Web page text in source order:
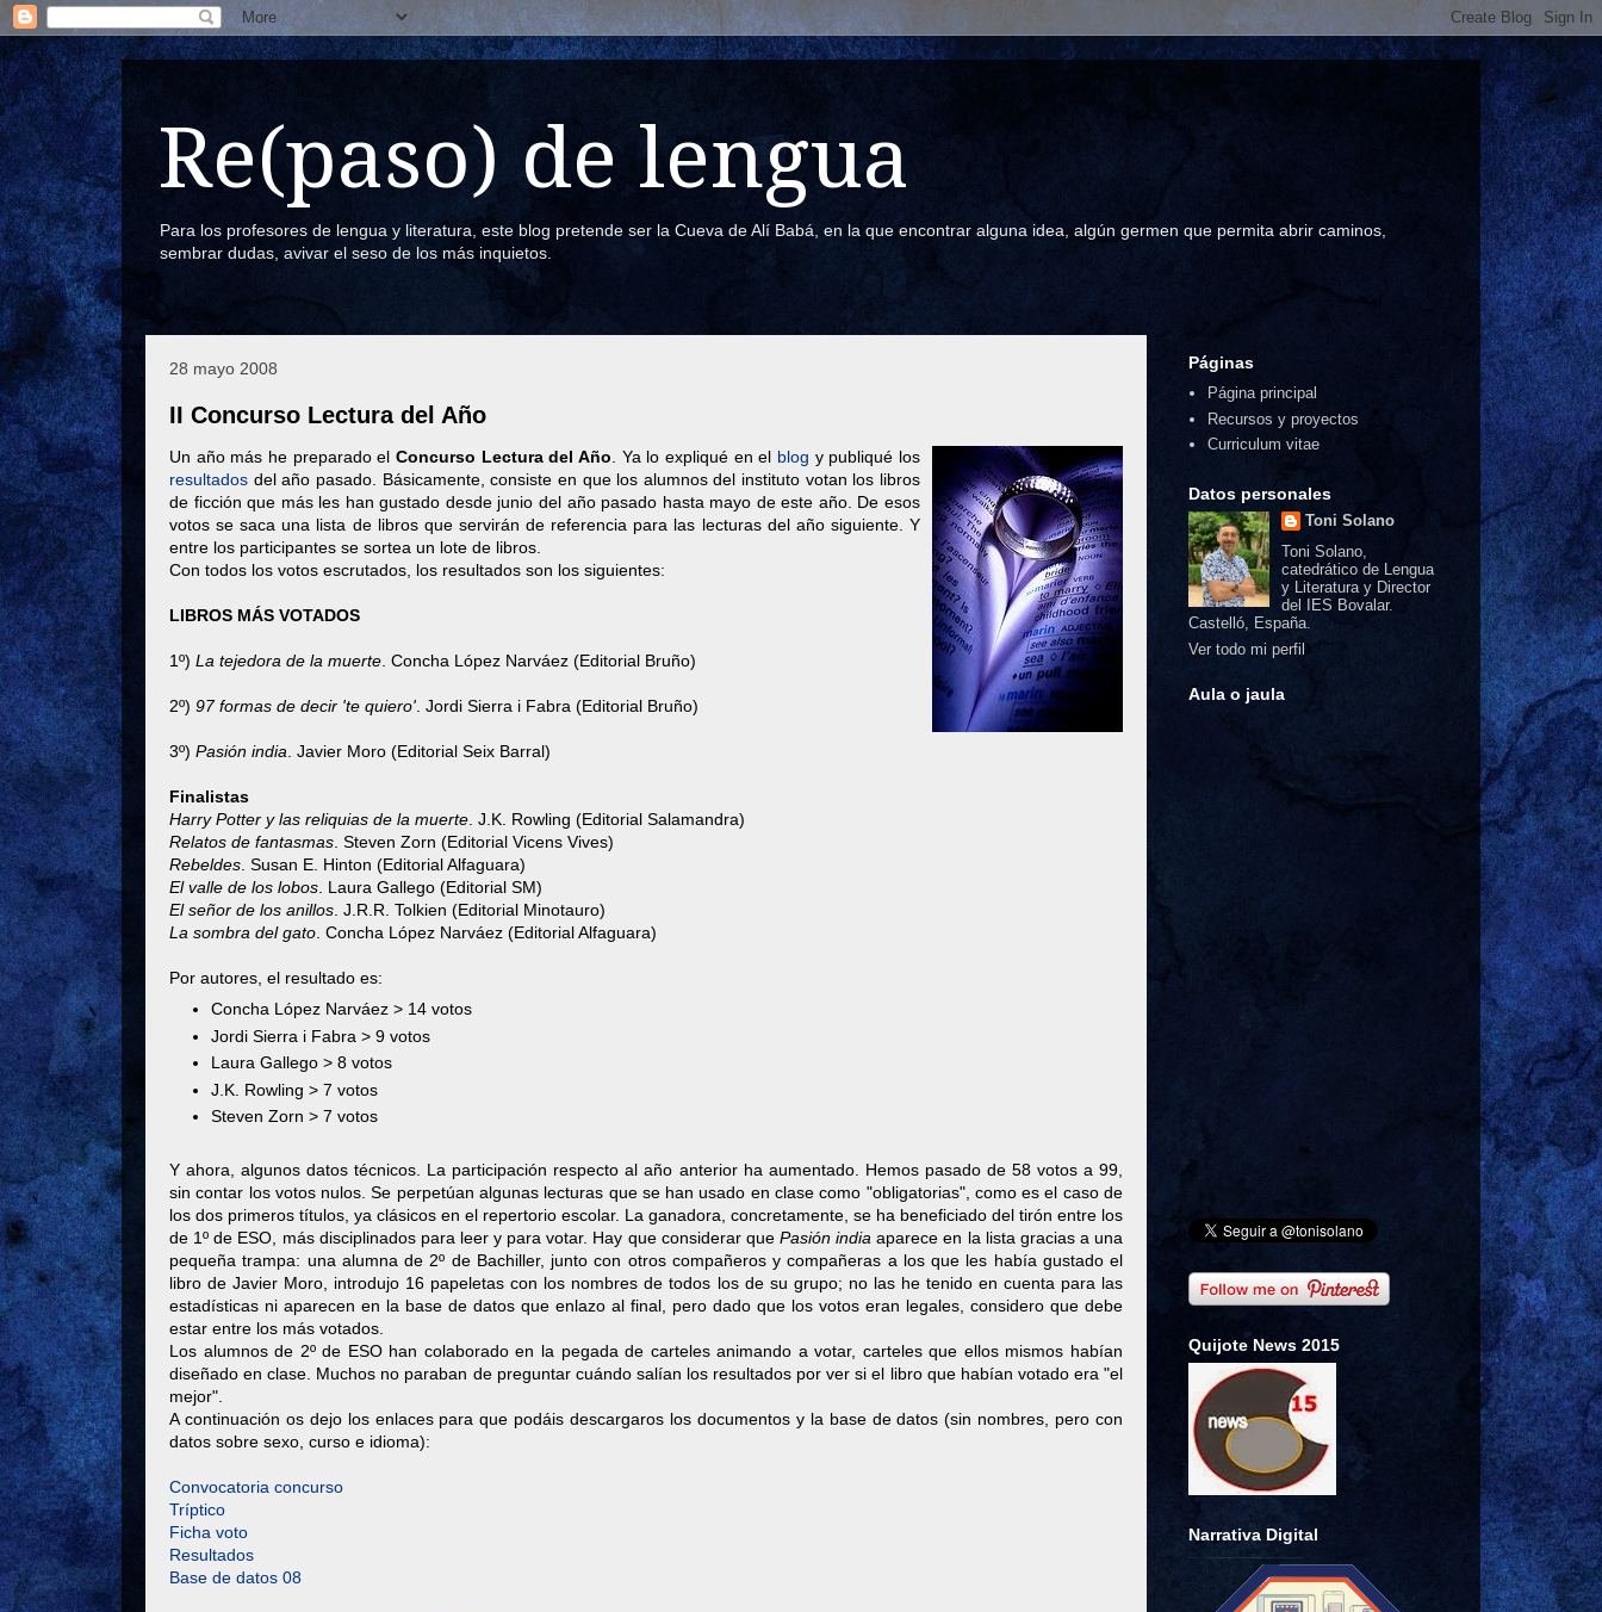
Re(paso) de lengua
Para los profesores de lengua y literatura, este blog pretende ser la Cueva de Alí Babá, en la que encontrar alguna idea, algún germen que permita abrir caminos,
sembrar dudas, avivar el seso de los más inquietos.
28 mayo 2008
II Concurso Lectura del Año
Un año más he preparado el Concurso Lectura del Año . Ya lo expliqué en el blog y publiqué los
resultados del año pasado. Básicamente, consiste en que los alumnos del instituto votan los libros
de ficción que más les han gustado desde junio del año pasado hasta mayo de este año. De esos
votos se saca una lista de libros que servirán de referencia para las lecturas del año siguiente. Y
entre los participantes se sortea un lote de libros.
Con todos los votos escrutados, los resultados son los siguientes:
LIBROS MÁS VOTADOS
1º) La tejedora de la muerte . Concha López Narváez (Editorial Bruño)
2º) 97 formas de decir 'te quiero' . Jordi Sierra i Fabra (Editorial Bruño)
3º) Pasión india . Javier Moro (Editorial Seix Barral)
Finalistas
Harry Potter y las reliquias de la muerte . J.K. Rowling (Editorial Salamandra)
Relatos de fantasmas . Steven Zorn (Editorial Vicens Vives)
Rebeldes . Susan E. Hinton (Editorial Alfaguara)
El valle de los lobos . Laura Gallego (Editorial SM)
El señor de los anillos . J.R.R. Tolkien (Editorial Minotauro)
La sombra del gato . Concha López Narváez (Editorial Alfaguara)
Por autores, el resultado es:
Concha López Narváez > 14 votos
Jordi Sierra i Fabra > 9 votos
Laura Gallego > 8 votos
J.K. Rowling > 7 votos
Steven Zorn > 7 votos
Y ahora, algunos datos técnicos. La participación respecto al año anterior ha aumentado. Hemos pasado de 58 votos a 99,
sin contar los votos nulos. Se perpetúan algunas lecturas que se han usado en clase como "obligatorias", como es el caso de
los dos primeros títulos, ya clásicos en el repertorio escolar. La ganadora, concretamente, se ha beneficiado del tirón entre los
de 1º de ESO, más disciplinados para leer y para votar. Hay que considerar que Pasión india aparece en la lista gracias a una
pequeña trampa: una alumna de 2º de Bachiller, junto con otros compañeros y compañeras a los que les había gustado el
libro de Javier Moro, introdujo 16 papeletas con los nombres de todos los de su grupo; no las he tenido en cuenta para las
estadísticas ni aparecen en la base de datos que enlazo al final, pero dado que los votos eran legales, considero que debe
estar entre los más votados.
Los alumnos de 2º de ESO han colaborado en la pegada de carteles animando a votar, carteles que ellos mismos habían
diseñado en clase. Muchos no paraban de preguntar cuándo salían los resultados por ver si el libro que habían votado era "el
mejor".
A continuación os dejo los enlaces para que podáis descargaros los documentos y la base de datos (sin nombres, pero con
datos sobre sexo, curso e idioma):
Convocatoria concurso
Tríptico
Ficha voto
Resultados
Base de datos 08
Páginas
Página principal
Recursos y proyectos
Curriculum vitae
Datos personales
Toni Solano
Toni Solano,
catedrático de Lengua
y Literatura y Director
del IES Bovalar.
Castelló, España.
Ver todo mi perfil
Aula o jaula
Quijote News 2015
Narrativa Digital